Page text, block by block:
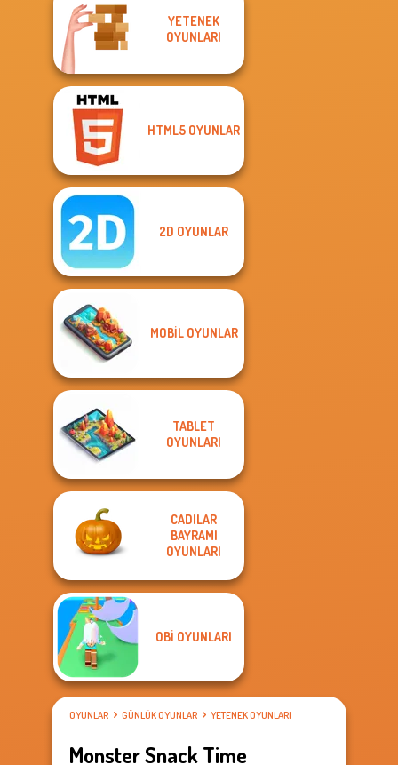
YETENEK
OYUNLARI
HTML5 OYUNLAR
2D OYUNLAR
MOBIL OYUNLAR
TABLET
OYUNLARI
CADILAR
BAYRAMI
OYUNLARI
OBI OYUNLARI
OYUNLAR GÜNLÜK OYUNLAR YETENEK OYUNLARI
Monster Snack Time